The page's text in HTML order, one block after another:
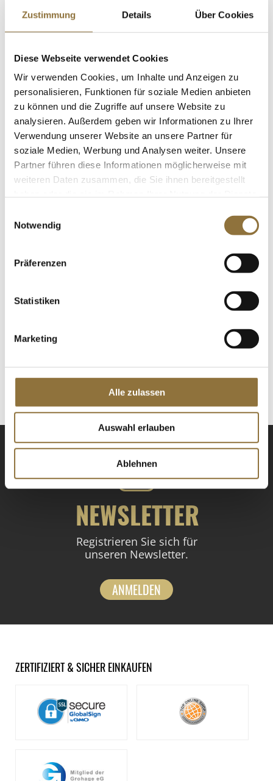
Zustimmung Details Über Cookies
Diese Webseite verwendet Cookies
Wir verwenden Cookies, um Inhalte und Anzeigen zu
personalisieren, Funktionen für soziale Medien anbieten
zu können und die Zugriffe auf unsere Website zu
analysieren. Außerdem geben wir Informationen zu Ihrer
Verwendung unserer Website an unsere Partner für
soziale Medien, Werbung und Analysen weiter. Unsere
Partner führen diese Informationen möglicherweise mit
weiteren Daten zusammen, die Sie ihnen bereitgestellt
Notwendig
Präferenzen
Statistiken
Marketing
Alle zulassen
Auswahl erlauben
Ablehnen
St.
KENNZEICHNUNGEN U. SPEZIFIKATIONEN
2,5cm hoch, 0,3mm stark, 1 St
Art.Nr.:30773
€ 6,24
€ 24,74
NEWSLETTER
Registrieren Sie sich für
unseren Newsletter.
ANMELDEN
ZERTIFIZIERT & SICHER EINKAUFEN